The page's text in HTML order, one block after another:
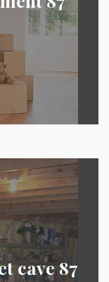
cave 87